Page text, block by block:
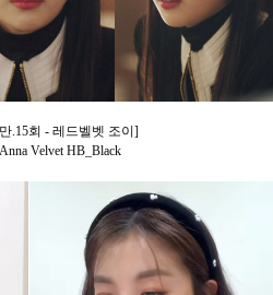
.15회 - 레드벨벳 조이]
Velvet HB_Black